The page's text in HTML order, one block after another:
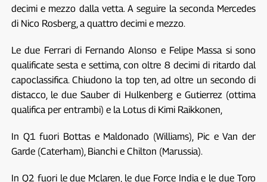
decimi e mezzo dalla vetta. A seguire la seconda Mercedes
di Nico Rosberg, a quattro decimi e mezzo.
Le due Ferrari di Fernando Alonso e Felipe Massa si sono
qualificate sesta e settima, con oltre 8 decimi di ritardo dal
capoclassifica. Chiudono la top ten, ad oltre un secondo di
distacco, le due Sauber di Hulkenberg e Gutierrez (ottima
qualifica per entrambi) e la Lotus di Kimi Raikkonen,
In Q1 fuori Bottas e Maldonado (Williams), Pic e Van der
Garde (Caterham), Bianchi e Chilton (Marussia).
In Q2 fuori le due Mclaren, le due Force India e le due Toro